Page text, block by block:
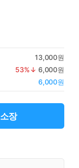
13,000원
53%↓ 6,000원
6,000원
소장